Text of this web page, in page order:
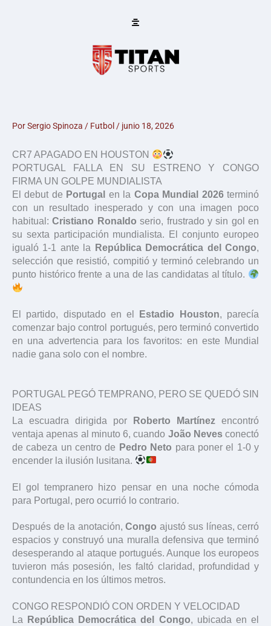
PorSergio Spinoza / Futbol / junio 18, 2026
CR7 APAGADO EN HOUSTON
PORTUGAL FALLA EN SU ESTRENO Y CONGO
FIRMA UN GOLPE MUNDIALISTA
El debut de Portugal en la Copa Mundial 2026terminó
con un resultado inesperado y con una imagen poco
habitual:Cristiano Ronaldo serio, frustrado y sin gol en
su sexta participación mundialista. El conjunto europeo
igualó 1-1 ante la
República Democrática del Congo,
selección que resistió, compitió y terminó celebrando un
punto histórico frente a una de las candidatas al título.
El partido, disputado en el Estadio Houston, parecía
comenzar bajo control portugués, pero terminó convertido
en una advertencia para los favoritos: en este Mundial
nadie gana solo con el nombre.
PORTUGAL PEGÓ TEMPRANO, PERO SE QUEDÓ SIN
IDEAS
La escuadra dirigida por
Roberto Martínez encontró
ventaja apenas al minuto 6, cuando João Nevesconectó
de cabeza un centro de Pedro Neto para poner el 1-0 y
encender la ilusión lusitana.
El gol tempranero hizo pensar en una noche cómoda
para Portugal, pero ocurrió lo contrario.
Después de la anotación, Congo ajustó sus líneas, cerró
espacios y construyó una muralla defensiva que terminó
desesperando al ataque portugués. Aunque los europeos
tuvieron más posesión, les faltó claridad, profundidad y
contundencia en los últimos metros.
CONGO RESPONDIÓ CON ORDEN Y VELOCIDAD
La
República Democrática del Congo, ubicada en el